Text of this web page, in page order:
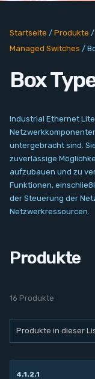
Network
Signal
Sensors and
Other
Neuigkeiten
Service
Startseite / Produkte /
Managed Switches /
Box
Industrial Ethernet
untergebracht sind.
zuverlässige
aufzubauen und zu
Funktionen,
der Steuerung der
Netzwerkressourcen.
Produkte
16 Produkte
4.1.2.1